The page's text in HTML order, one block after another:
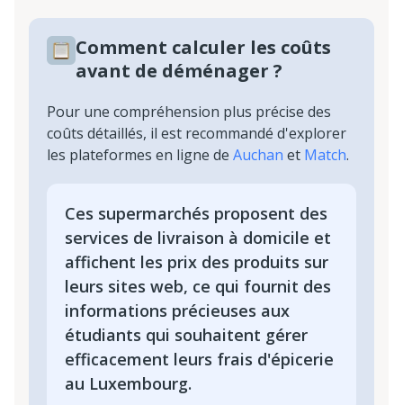
Comment calculer les coûts
avant de déménager ?
Pour une compréhension plus précise des
coûts détaillés, il est recommandé d'explorer
les plateformes en ligne de Auchan et Match.
Ces supermarchés proposent des
services de livraison à domicile et
affichent les prix des produits sur
leurs sites web, ce qui fournit des
informations précieuses aux
étudiants qui souhaitent gérer
efficacement leurs frais d'épicerie
au Luxembourg.